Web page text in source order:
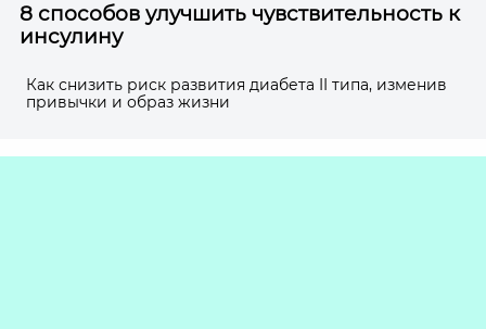
8 способов улучшить чувствительность к
инсулину
Как снизить риск развития диабета II типа, изменив
привычки и образ жизни